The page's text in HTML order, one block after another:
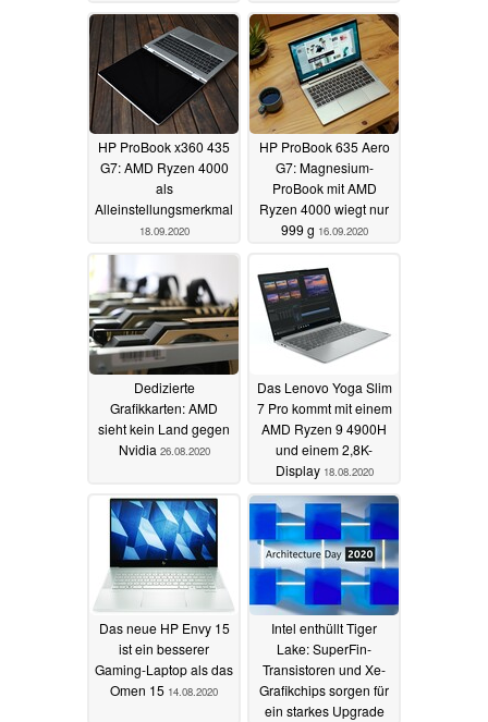
HP ProBook x360 435
G7: AMD Ryzen 4000
als
Alleinstellungsmerkmal
18.09.2020
HP ProBook 635 Aero
G7: Magnesium-
ProBook mit AMD
Ryzen 4000 wiegt nur
999 g 16.09.2020
Dedizierte
Grafikkarten: AMD
sieht kein Land gegen
Nvidia 26.08.2020
Das Lenovo Yoga Slim
7 Pro kommt mit einem
AMD Ryzen 9 4900H
und einem 2,8K-
Display 18.08.2020
Das neue HP Envy 15
ist ein besserer
Gaming-Laptop als das
Omen 15 14.08.2020
Intel enthüllt Tiger
Lake: SuperFin-
Transistoren und Xe-
Grafikchips sorgen für
ein starkes Upgrade